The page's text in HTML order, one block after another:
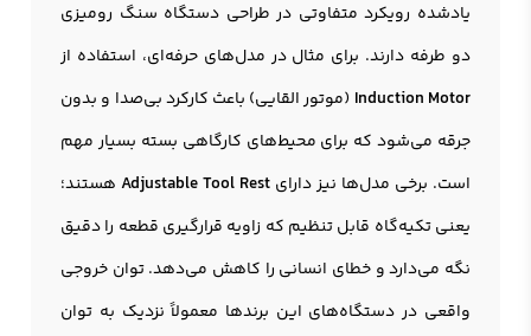
یادشده رویکرد متفاوتی در طراحی دستگاه سنگ رومیزی
دو طرفه دارند. برای مثال در مدل‌های حرفه‌ای، استفاده از
Induction Motor (موتور القایی) باعث کارکرد بی‌صدا و بدون
جرقه می‌شود که برای محیط‌های کارگاهی بسته بسیار مهم
است. برخی مدل‌ها نیز دارای Adjustable Tool Restهستند؛
یعنی تکیه‌گاه قابل تنظیم که زاویه قرارگیری قطعه را دقیق
نگه می‌دارد و خطای انسانی را کاهش می‌دهد. توان خروجی
واقعی در دستگاه‌های این برندها معمولاً نزدیک به توان